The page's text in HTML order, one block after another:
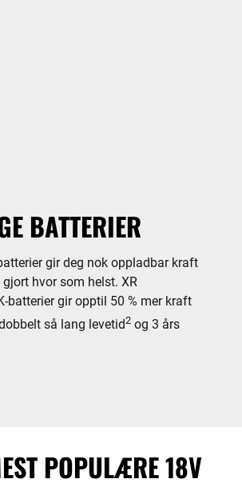
BATTERIER
gir deg nok oppladbar kraft
hvor som helst. XR
batterier gir opptil 50 % mer kraft
så lang levetid2 og 3 års
POPULÆRE 18V